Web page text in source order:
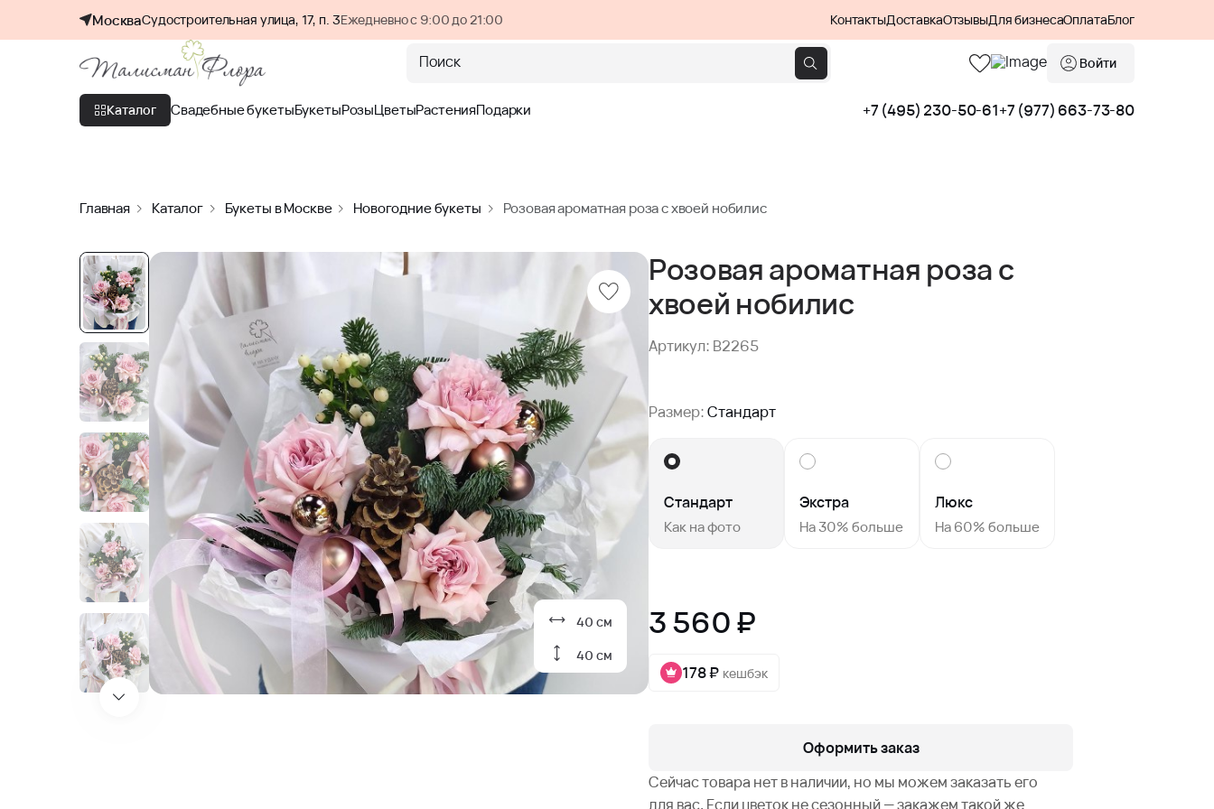
МоскваСудостроительная улица, 17, п. 3Ежедневно с 9:00 до 21:00 КонтактыДоставкаОтзывыДля бизнесаОплатаБлог
Поиск Войти
Каталог Свадебные букетыБукетыРозыЦветыРастенияПодарки +7 (495) 230-50-61+7 (977) 663-73-80
Главная Каталог Букеты в Москве Новогодние букеты Розовая ароматная роза с хвоей нобилис
40 см
40 см
Розовая ароматная роза с
хвоей нобилис
Артикул: B2265
Размер:Стандарт
Стандарт
Как на фото
Экстра
На 30% больше
Люкс
На 60% больше
3 560 ₽
178 ₽ кешбэк
Оформить заказ
Сейчас товара нет в наличии, но мы можем заказать его
для вас. Если цветок не сезонный — закажем такой же